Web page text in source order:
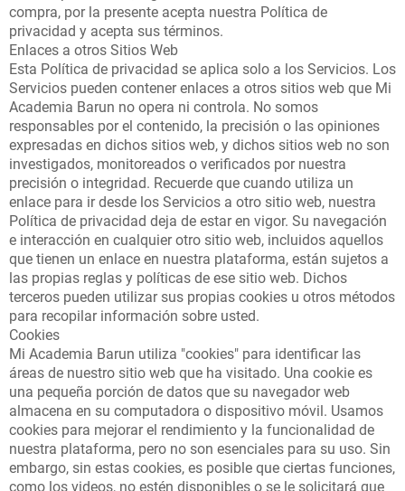
compra, por la presente acepta nuestra Política de
privacidad y acepta sus términos.
Enlaces a otros Sitios Web
Esta Política de privacidad se aplica solo a los Servicios. Los
Servicios pueden contener enlaces a otros sitios web que Mi
Academia Barun no opera ni controla. No somos
responsables por el contenido, la precisión o las opiniones
expresadas en dichos sitios web, y dichos sitios web no son
investigados, monitoreados o verificados por nuestra
precisión o integridad. Recuerde que cuando utiliza un
enlace para ir desde los Servicios a otro sitio web, nuestra
Política de privacidad deja de estar en vigor. Su navegación
e interacción en cualquier otro sitio web, incluidos aquellos
que tienen un enlace en nuestra plataforma, están sujetos a
las propias reglas y políticas de ese sitio web. Dichos
terceros pueden utilizar sus propias cookies u otros métodos
para recopilar información sobre usted.
Cookies
Mi Academia Barun utiliza "cookies" para identificar las
áreas de nuestro sitio web que ha visitado. Una cookie es
una pequeña porción de datos que su navegador web
almacena en su computadora o dispositivo móvil. Usamos
cookies para mejorar el rendimiento y la funcionalidad de
nuestra plataforma, pero no son esenciales para su uso. Sin
embargo, sin estas cookies, es posible que ciertas funciones,
como los videos, no estén disponibles o se le solicitará que